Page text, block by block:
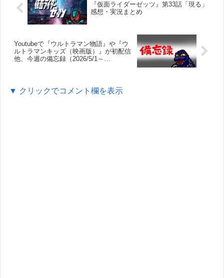
『仮面ライダーゼッツ』第33話「現る」
感想・実況まとめ
Youtubeで『ウルトラマン物語』や『ウ
ルトラマンキッズ（映画版）』が初配信
他、今週の備忘録（2026/5/1～
▼ クリックでコメント欄を表示